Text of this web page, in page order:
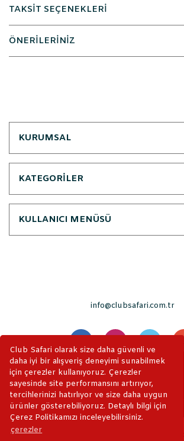
Club Safari olarak size daha güvenli ve
daha iyi bir alışveriş deneyimi sunabilmek
için çerezler kullanıyoruz. Çerezler
sayesinde site performansını artırıyor,
tercihlerinizi hatırlıyor ve size daha uygun
ürünler gösterebiliyoruz. Detaylı bilgi için
Çerez Politikamızı inceleyebilirsiniz.
çerezler
TAKSİT SEÇENEKLERİ
ÖNERİLERİNİZ
KURUMSAL
KATEGORİLER
KULLANICI MENÜSÜ
info@clubsafari.com.tr
2019 © ClubSafari. Tüm Hakları Saklıdır.